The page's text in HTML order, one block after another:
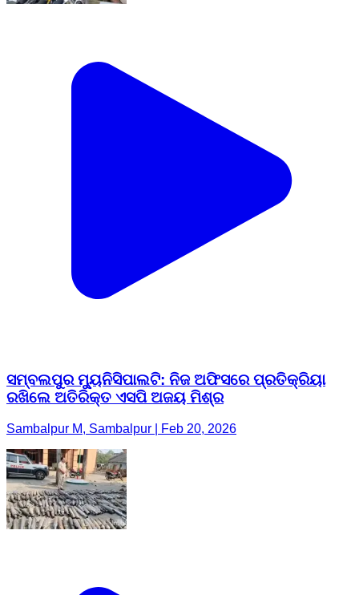
ସମ୍ବଲପୁର ମ୍ୟୁନିସିପାଲଟି: ନିଜ ଅଫିସରେ ପ୍ରତିକ୍ରିୟା
ରଖିଲେ ଅତିରିକ୍ତ ଏସପି ଅଜୟ ମିଶ୍ର
Sambalpur M, Sambalpur | Feb 20, 2026